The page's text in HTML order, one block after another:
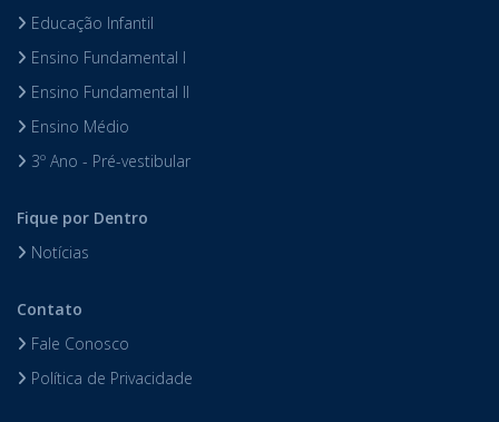
Educação Infantil
Ensino Fundamental I
Ensino Fundamental II
Ensino Médio
3º Ano - Pré-vestibular
Fique por Dentro
Notícias
Contato
Fale Conosco
Política de Privacidade